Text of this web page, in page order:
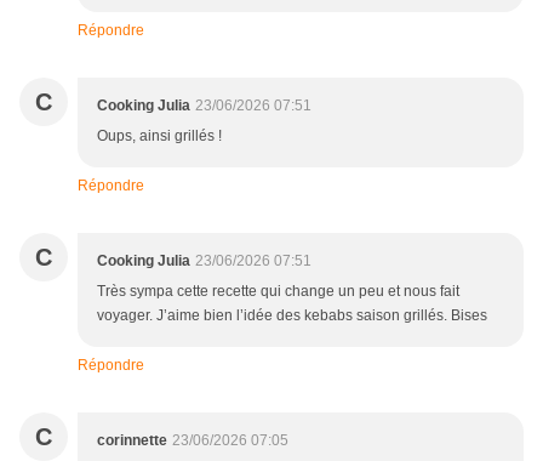
Répondre
C Cooking Julia 23/06/2026 07:51
Oups, ainsi grillés !
Répondre
C Cooking Julia 23/06/2026 07:51
Très sympa cette recette qui change un peu et nous fait
voyager. J’aime bien l’idée des kebabs saison grillés. Bises
Répondre
C corinnette 23/06/2026 07:05